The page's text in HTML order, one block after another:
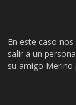
En este caso
salir a un
su amigo Merino